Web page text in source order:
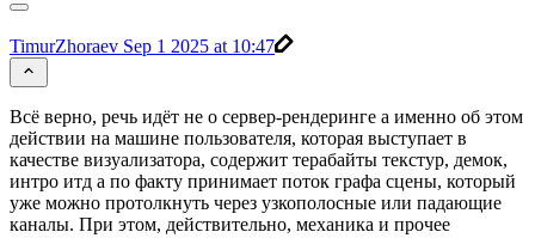
TimurZhoraev Sep 1 2025 at 10:47
Всё верно, речь идёт не о сервер-рендеринге а именно об этом
действии на машине пользователя, которая выступает в
качестве визуализатора, содержит терабайты текстур, демок,
интро итд а по факту принимает поток графа сцены, который
уже можно протолкнуть через узкополосные или падающие
каналы. При этом, действительно, механика и прочее